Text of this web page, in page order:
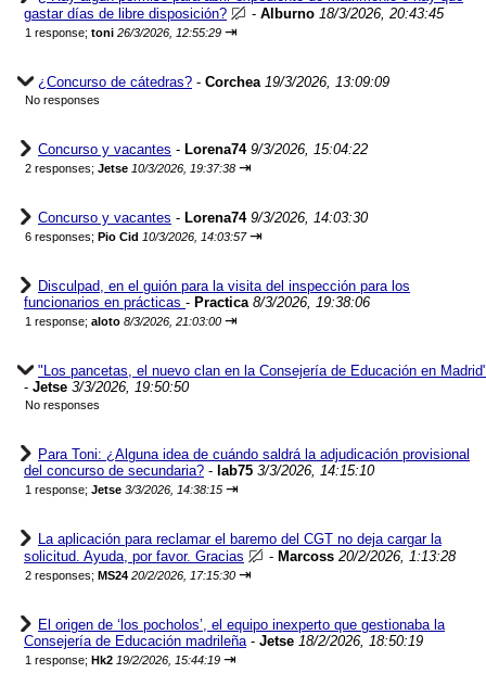
gastar días de libre disposición?
- Alburno 18/3/2026, 20:43:45
1 response; toni 26/3/2026, 12:55:29 ⇥
¿Concurso de cátedras? - Corchea 19/3/2026, 13:09:09
No responses
Concurso y vacantes - Lorena74 9/3/2026, 15:04:22
2 responses; Jetse 10/3/2026, 19:37:38 ⇥
Concurso y vacantes - Lorena74 9/3/2026, 14:03:30
6 responses; Pio Cid 10/3/2026, 14:03:57 ⇥
Disculpad, en el guión para la visita del inspección para los
funcionarios en prácticas - Practica 8/3/2026, 19:38:06
1 response; aloto 8/3/2026, 21:03:00 ⇥
"Los pancetas, el nuevo clan en la Consejería de Educación en
- Jetse 3/3/2026, 19:50:50
No responses
Para Toni: ¿Alguna idea de cuándo saldrá la adjudicación provisional
del concurso de secundaria? - lab75 3/3/2026, 14:15:10
1 response; Jetse 3/3/2026, 14:38:15 ⇥
La aplicación para reclamar el baremo del CGT no deja cargar la
solicitud. Ayuda, por favor. Gracias
- Marcoss 20/2/2026, 1:13:28
2 responses; MS24 20/2/2026, 17:15:30 ⇥
El origen de ‘los pocholos’, el equipo inexperto que gestionaba la
Consejería de Educación madrileña- Jetse 18/2/2026, 18:50:19
1 response; Hk2 19/2/2026, 15:44:19 ⇥